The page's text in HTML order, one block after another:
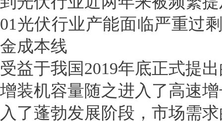
01光伏行业产能面临严重过
金成本线
受益于我国2019年底正式提
增装机容量随之进入了高速
入了蓬勃发展阶段，市场需